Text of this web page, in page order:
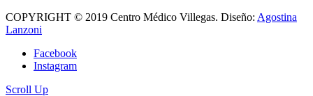
COPYRIGHT © 2019 Centro Médico Villegas. Diseño: Agostina
Lanzoni
Facebook
Instagram
Scroll Up